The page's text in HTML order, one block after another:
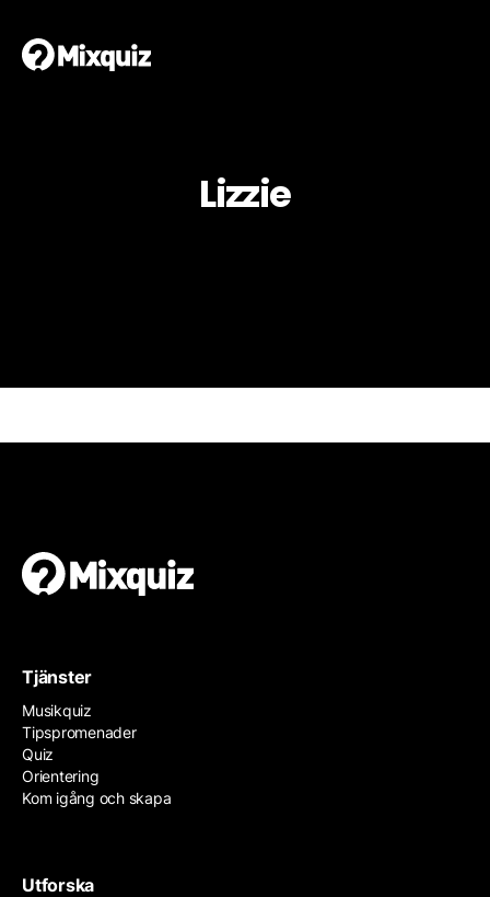
Lizzie
Tjänster
Musikquiz
Tipspromenader
Quiz
Orientering
Kom igång och skapa
Utforska